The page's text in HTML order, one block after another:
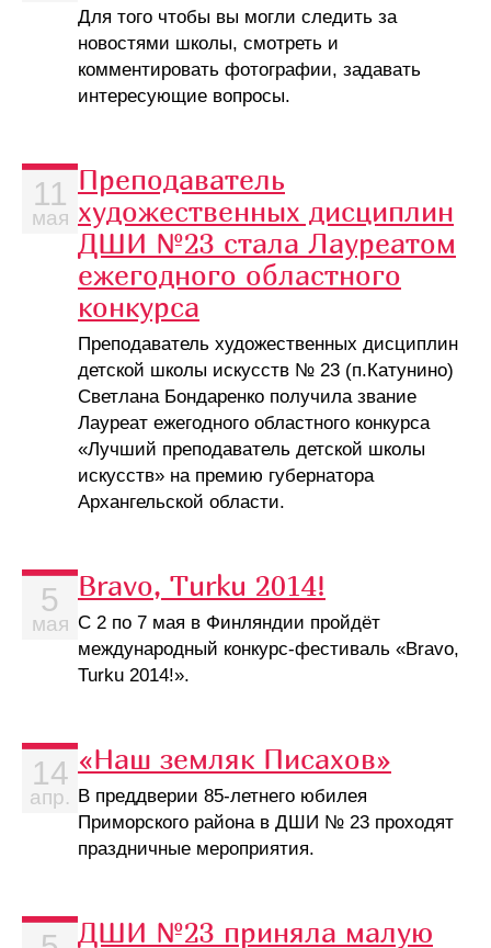
Для того чтобы вы могли следить за
новостями школы, смотреть и
комментировать фотографии, задавать
интересующие вопросы.
11
мая
Преподаватель
художественных дисциплин
ДШИ №23 стала Лауреатом
ежегодного областного
конкурса
Преподаватель художественных дисциплин
детской школы искусств № 23 (п.Катунино)
Светлана Бондаренко получила звание
Лауреат ежегодного областного конкурса
«Лучший преподаватель детской школы
искусств» на премию губернатора
Архангельской области.
5
мая
Bravo, Turku 2014!
С 2 по 7 мая в Финляндии пройдёт
международный конкурс-фестиваль «Bravo,
Turku 2014!».
14
апр.
«Наш земляк Писахов»
В преддверии 85-летнего юбилея
Приморского района в ДШИ № 23 проходят
праздничные мероприятия.
ДШИ №23 приняла малую